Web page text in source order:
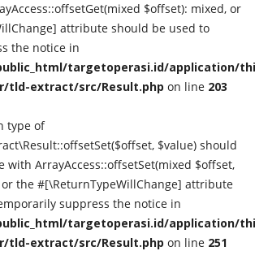
$offset): mixed, or
attribute should be used to
the notice in
targetoperasi.id/application/
tld-extract/src/Result.php on line 203
type of
$value) should
ArrayAccess::offsetSet(mixed $offset,
or the #[\ReturnTypeWillChange] attribute
suppress the notice in
targetoperasi.id/application/
tld-extract/src/Result.php on line 251